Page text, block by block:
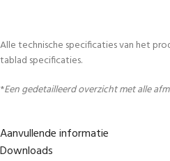
Alle technische specificaties van het
tablad specificaties.
*Een gedetailleerd overzicht met alle
Aanvullende informatie
Downloads